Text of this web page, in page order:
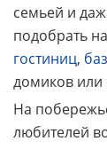
семьей и
подобрать
гостиниц,
домиков или
На
любителей